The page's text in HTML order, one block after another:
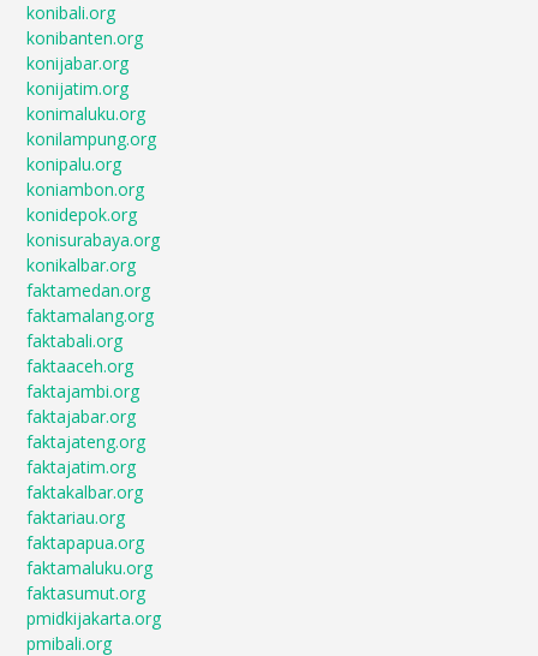
konibali.org
konibanten.org
konijabar.org
konijatim.org
konimaluku.org
konilampung.org
konipalu.org
koniambon.org
konidepok.org
konisurabaya.org
konikalbar.org
faktamedan.org
faktamalang.org
faktabali.org
faktaaceh.org
faktajambi.org
faktajabar.org
faktajateng.org
faktajatim.org
faktakalbar.org
faktariau.org
faktapapua.org
faktamaluku.org
faktasumut.org
pmidkijakarta.org
pmibali.org